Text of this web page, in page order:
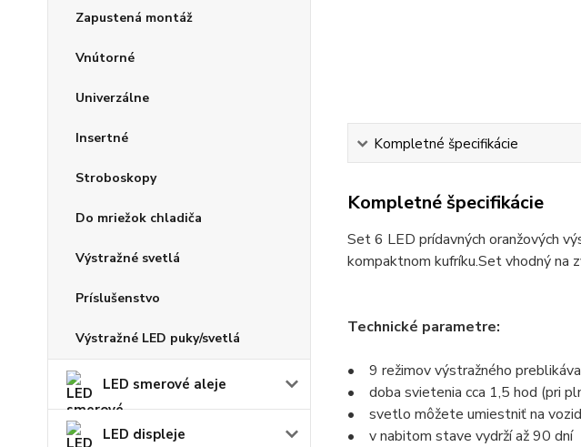
Zapustená montáž
Vnútorné
Univerzálne
Insertné
Stroboskopy
Do mriežok chladiča
Výstražné svetlá
Príslušenstvo
Výstražné LED puky/svetlá
LED smerové aleje
LED displeje
Kompletné špecifikácie
Kompletné špecifikácie
Set 6 LED prídavných oranžových
kompaktnom kufríku.Set vhodný na
Technické parametre:
• 9 režimov výstražného
• doba svietenia cca 1,5 hod (pri
• svetlo môžete umiestniť na
• v nabitom stave vydrží až 90 dní